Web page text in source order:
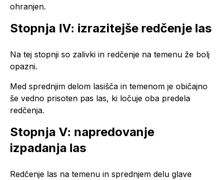
ohranjen.
Stopnja IV: izrazitejše redčenje las
Na tej stopnji so zalivki in redčenje na temenu že bolj
opazni.
Med sprednjim delom lasišča in temenom je običajno
še vedno prisoten pas las, ki ločuje oba predela
redčenja.
Stopnja V: napredovanje
izpadanja las
Redčenje las na temenu in sprednjem delu glave